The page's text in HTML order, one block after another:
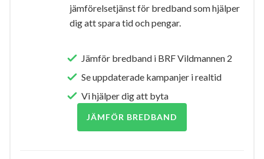
jämförelsetjänst för bredband som hjälper
dig att spara tid och pengar.
Jämför bredband i BRF Vildmannen 2
Se uppdaterade kampanjer i realtid
Vi hjälper dig att byta
JÄMFÖR BREDBAND